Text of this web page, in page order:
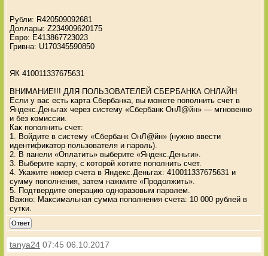
Рубли: R420509092681
Доллары: Z234909620175
Евро: E413867723023
Гривна: U170345590850
ЯК 410011337675631
ВНИМАНИЕ!!! ДЛЯ ПОЛЬЗОВАТЕЛЕЙ СБЕРБАНКА ОНЛАЙН
Если у вас есть карта Сбербанка, вы можете пополнить счет в
Яндекс.Деньгах через систему «Сбербанк ОнЛ@йн» — мгновенно
и без комиссии.
Как пополнить счет:
1. Войдите в систему «Сбербанк ОнЛ@йн» (нужно ввести
идентификатор пользователя и пароль).
2. В панели «Оплатить» выберите «Яндекс.Деньги».
3. Выберите карту, с которой хотите пополнить счет.
4. Укажите номер счета в Яндекс.Деньгах: 410011337675631 и
сумму пополнения, затем нажмите «Продолжить».
5. Подтвердите операцию одноразовым паролем.
Важно: Максимальная сумма пополнения счета: 10 000 рублей в
сутки.
Ответ
tanya24 07:45 06.10.2017